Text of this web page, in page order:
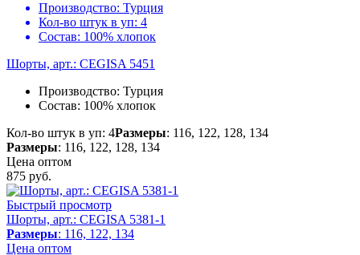
Производство: Турция
Кол-во штук в уп: 4
Состав: 100% хлопок
Шорты, арт.: CEGISA 5451
Производство: Турция
Состав: 100% хлопок
Кол-во штук в уп: 4Размеры: 116, 122, 128, 134
Размеры: 116, 122, 128, 134
Цена оптом
875 руб.
Быстрый просмотр
Шорты, арт.: CEGISA 5381-1
Размеры: 116, 122, 134
Цена оптом